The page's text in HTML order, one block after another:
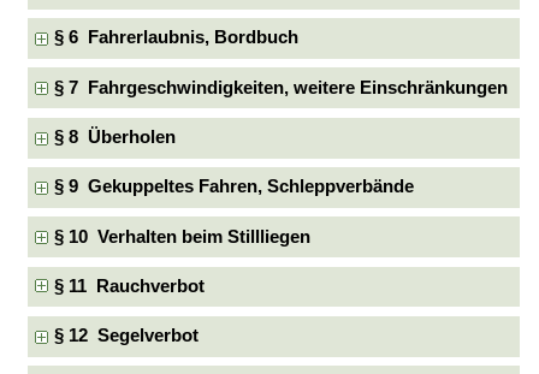
§ 6 Fahrerlaubnis, Bordbuch
§ 7 Fahrgeschwindigkeiten, weitere Einschränkungen
§ 8 Überholen
§ 9 Gekuppeltes Fahren, Schleppverbände
§ 10 Verhalten beim Stillliegen
§ 11 Rauchverbot
§ 12 Segelverbot